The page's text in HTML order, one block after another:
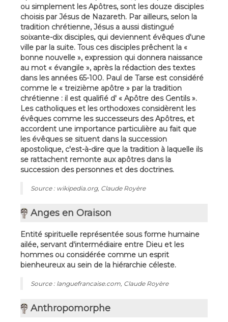
ou simplement les Apôtres, sont les douze disciples
choisis par Jésus de Nazareth. Par ailleurs, selon la
tradition chrétienne, Jésus a aussi distingué
soixante-dix disciples, qui deviennent évêques d'une
ville par la suite. Tous ces disciples prêchent la «
bonne nouvelle », expression qui donnera naissance
au mot « évangile », après la rédaction des textes
dans les années 65-100. Paul de Tarse est considéré
comme le « treizième apôtre » par la tradition
chrétienne : il est qualifié d' « Apôtre des Gentils ».
Les catholiques et les orthodoxes considèrent les
évêques comme les successeurs des Apôtres, et
accordent une importance particulière au fait que
les évêques se situent dans la succession
apostolique, c'est-à-dire que la tradition à laquelle ils
se rattachent remonte aux apôtres dans la
succession des personnes et des doctrines.
Source : wikipedia.org, Claude Royère
Anges en Oraison
Entité spirituelle représentée sous forme humaine
ailée, servant d'intermédiaire entre Dieu et les
hommes ou considérée comme un esprit
bienheureux au sein de la hiérarchie céleste.
Source : languefrancaise.com, Claude Royère
Anthropomorphe